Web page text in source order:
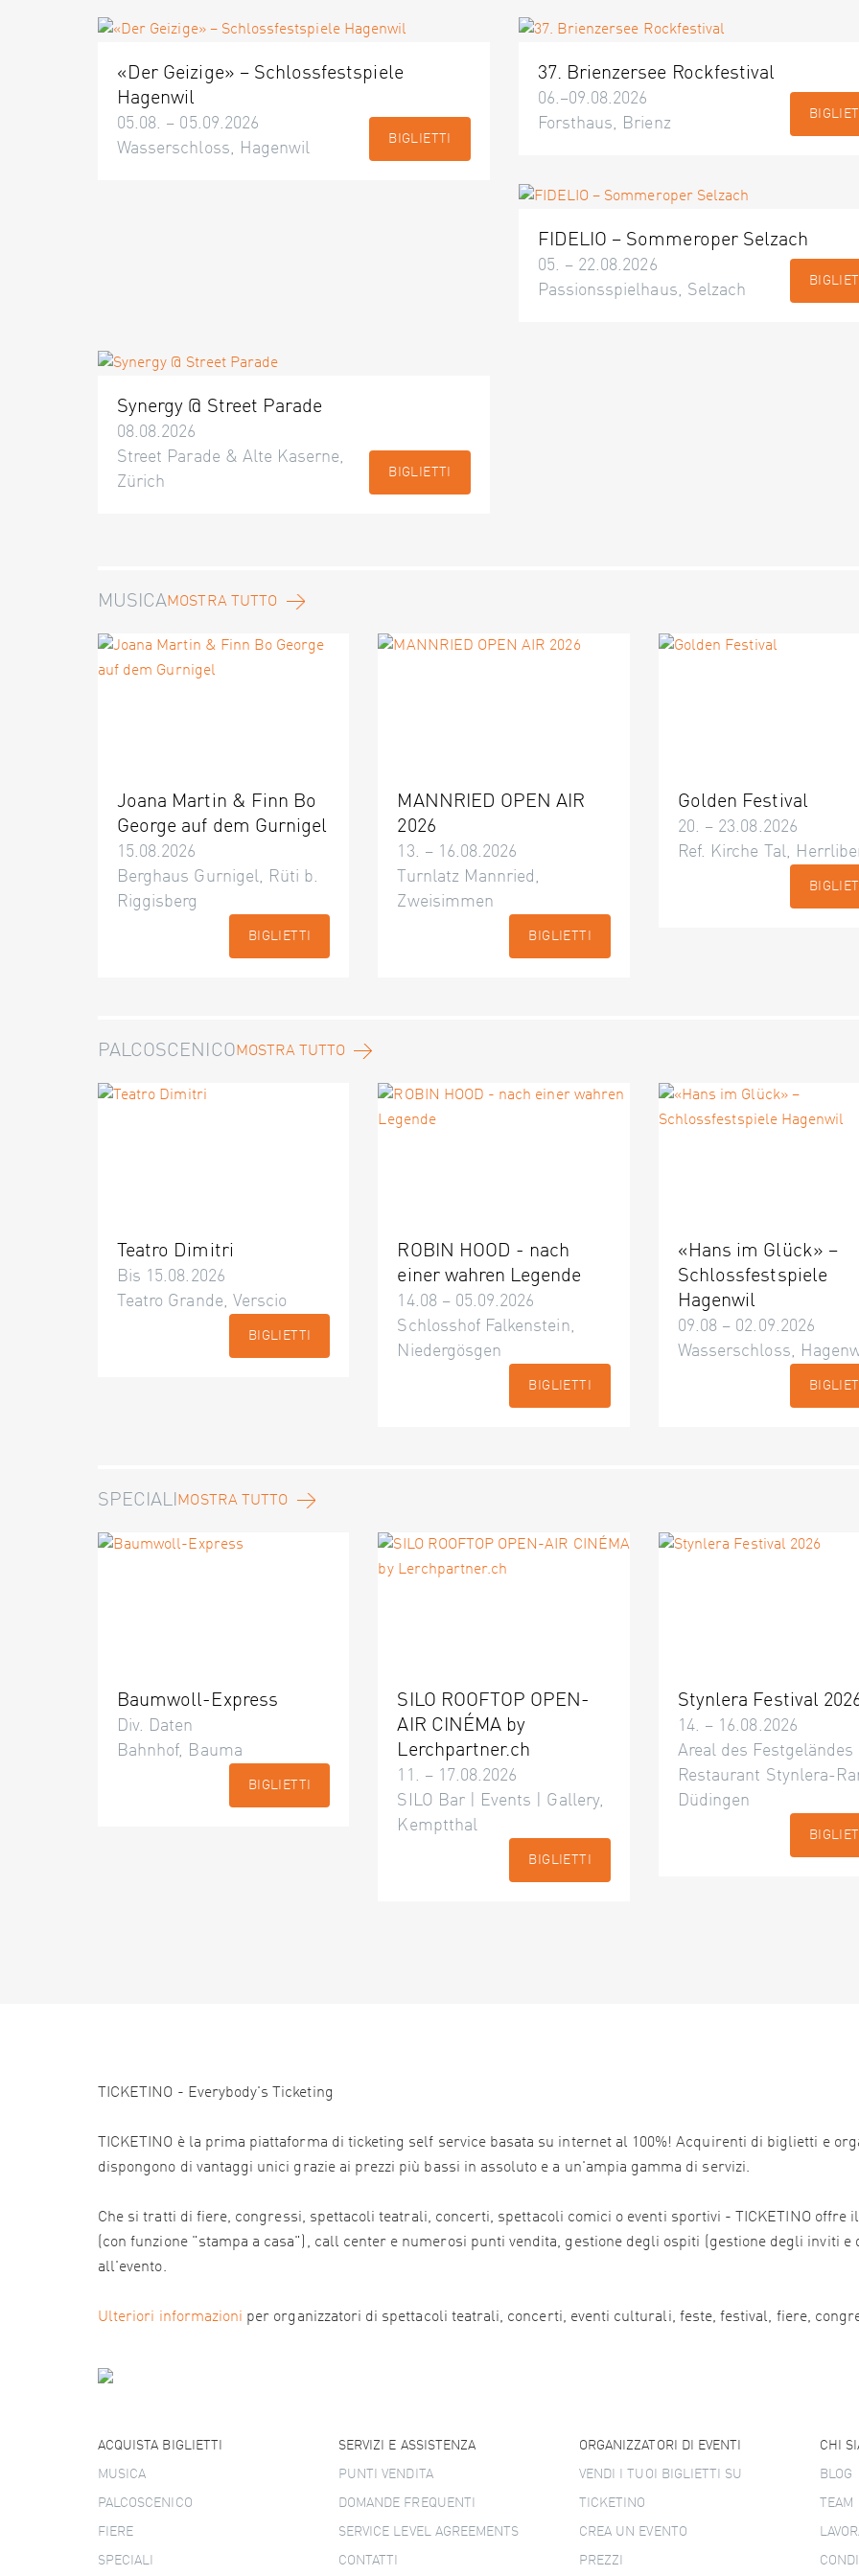
«Der Geizige» – Schlossfestspiele
Hagenwil
05.08. – 05.09.2026
Wasserschloss, Hagenwil
BIGLIETTI
37. Brienzersee Rockfestival
06.–09.08.2026
Forsthaus, Brienz
FIDELIO – Sommeroper Selzach
05. – 22.08.2026
Passionsspielhaus, Selzach
Synergy @ Street Parade
08.08.2026
Street Parade & Alte Kaserne,
Zürich
BIGLIETTI
MUSICAMOSTRA TUTTO
Joana Martin & Finn Bo
George auf dem Gurnigel
15.08.2026
Berghaus Gurnigel, Rüti b.
Riggisberg
BIGLIETTI
MANNRIED OPEN AIR
2026
13. – 16.08.2026
Turnlatz Mannried,
Zweisimmen
BIGLIETTI
Golden Festival
20. – 23.08.2026
Ref. Kirche Tal,
PALCOSCENICOMOSTRA TUTTO
Teatro Dimitri
Bis 15.08.2026
Teatro Grande, Verscio
BIGLIETTI
ROBIN HOOD - nach
einer wahren Legende
14.08 – 05.09.2026
Schlosshof Falkenstein,
Niedergösgen
BIGLIETTI
«Hans im Glück» –
Schlossfestspiele
Hagenwil
09.08 – 02.09.2026
Wasserschloss,
SPECIALIMOSTRA TUTTO
Baumwoll-Express
Div. Daten
Bahnhof, Bauma
BIGLIETTI
SILO ROOFTOP OPEN-
AIR CINÉMA by
Lerchpartner.ch
11. – 17.08.2026
SILO Bar | Events | Gallery,
Kemptthal
BIGLIETTI
Stynlera Festival
14. – 16.08.2026
Areal des Festgeländes
Restaurant Stynlera-
Düdingen
TICKETINO - Everybody's Ticketing
TICKETINO è la prima piattaforma di ticketing self service basata su internet al 100%! Acquirenti di biglietti e
dispongono di vantaggi unici grazie ai prezzi più bassi in assoluto e a un'ampia gamma di servizi.
Che si tratti di fiere, congressi, spettacoli teatrali, concerti, spettacoli comici o eventi sportivi - TICKETINO
(con funzione "stampa a casa"), call center e numerosi punti vendita, gestione degli ospiti (gestione degli inviti
all'evento.
Ulteriori informazioni per organizzatori di spettacoli teatrali, concerti, eventi culturali, feste, festival, fiere,
ACQUISTA BIGLIETTI
MUSICA
PALCOSCENICO
FIERE
SPECIALI
SERVIZI E ASSISTENZA
PUNTI VENDITA
DOMANDE FREQUENTI
SERVICE LEVEL AGREEMENTS
CONTATTI
ORGANIZZATORI DI EVENTI
VENDI I TUOI BIGLIETTI SU
TICKETINO
CREA UN EVENTO
PREZZI
CHI
BLOG
TEAM